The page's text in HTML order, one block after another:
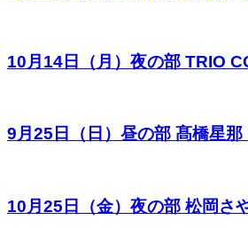
10月14日（月）夜の部 TRIO
9月25日（日）昼の部 髙橋星
10月25日（金）夜の部 松岡さ